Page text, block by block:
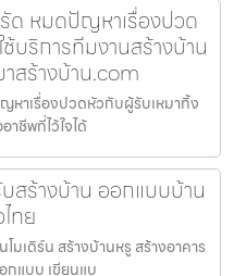
ด หมดปัญหาเรื่องปวด
บริการทีมงานสร้างบ้าน
สร้างบ้าน.com
หาเรื่องปวดหัวกับผู้รับเหมาทิ้ง
าชีพที่ไว้ใจได้
สร้างบ้าน ออกแบบบ้าน
ทย
มเดิร์น สร้างบ้านหรู สร้างอาคาร
กแบบ เขียนแบ